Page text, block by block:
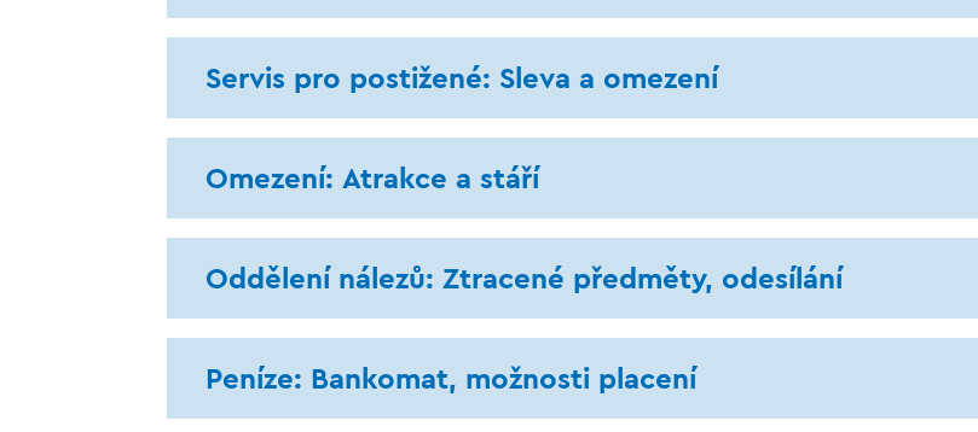
Servis pro postižené: Sleva a omezení
Omezení: Atrakce a stáří
Oddělení nálezů: Ztracené předměty, odesílání
Peníze: Bankomat, možnosti placení